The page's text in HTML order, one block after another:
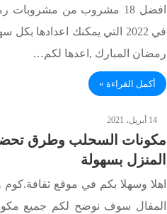
افضل 18 مشروب من مشروبات
في 2022 التي يمكنك اعدادها
رمضان المبارك ,اعدها لكم…
أكمل القراءة »
14 أبريل، 2021
مكونات السحلب وطرق
المنزل بسهولة
اهلا وسهلا بكم في موقع ثقافة.كوم
المقال سوف نوضح لكم جميع